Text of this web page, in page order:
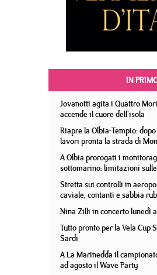
IN
Jovanotti agita i Quattro
accende il cuore dell'isola
Riapre la Olbia-Tempio:
lavori pronta la strada di
A Olbia prorogati i
sottomarino: limitazioni
Stretta sui controlli in
caviale, contanti e sabbia
Nina Zilli in concerto lunedì
Tutto pronto per la Vela Cup
Sardi
A La Marinedda il
ad agosto il Wave Party